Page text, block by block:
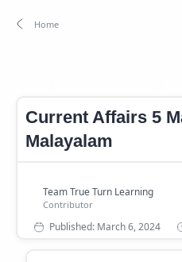
Current Affairs 5
Malayalam